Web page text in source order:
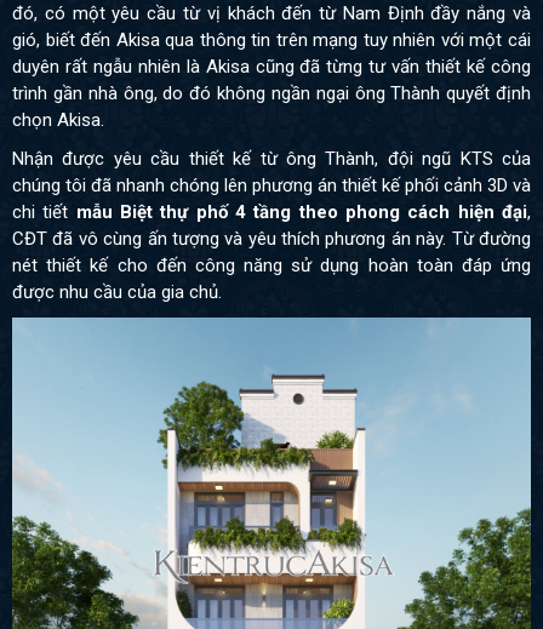
đó, có một yêu cầu từ vị khách đến từ Nam Định đầy nắng và
gió, biết đến Akisa qua thông tin trên mạng tuy nhiên với một cái
duyên rất ngẫu nhiên là Akisa cũng đã từng tư vấn thiết kế công
trình gần nhà ông, do đó không ngần ngại ông Thành quyết định
chọn Akisa.
Nhận được yêu cầu thiết kế từ ông Thành, đội ngũ KTS của
chúng tôi đã nhanh chóng lên phương án thiết kế phối cảnh 3D và
chi tiết mẫu Biệt thự phố 4 tầng theo phong cách hiện đại,
CĐT đã vô cùng ấn tượng và yêu thích phương án này. Từ đường
nét thiết kế cho đến công năng sử dụng hoàn toàn đáp ứng
được nhu cầu của gia chủ.